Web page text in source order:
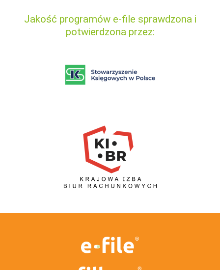
Jakość programów e-file sprawdzona i
potwierdzona przez: